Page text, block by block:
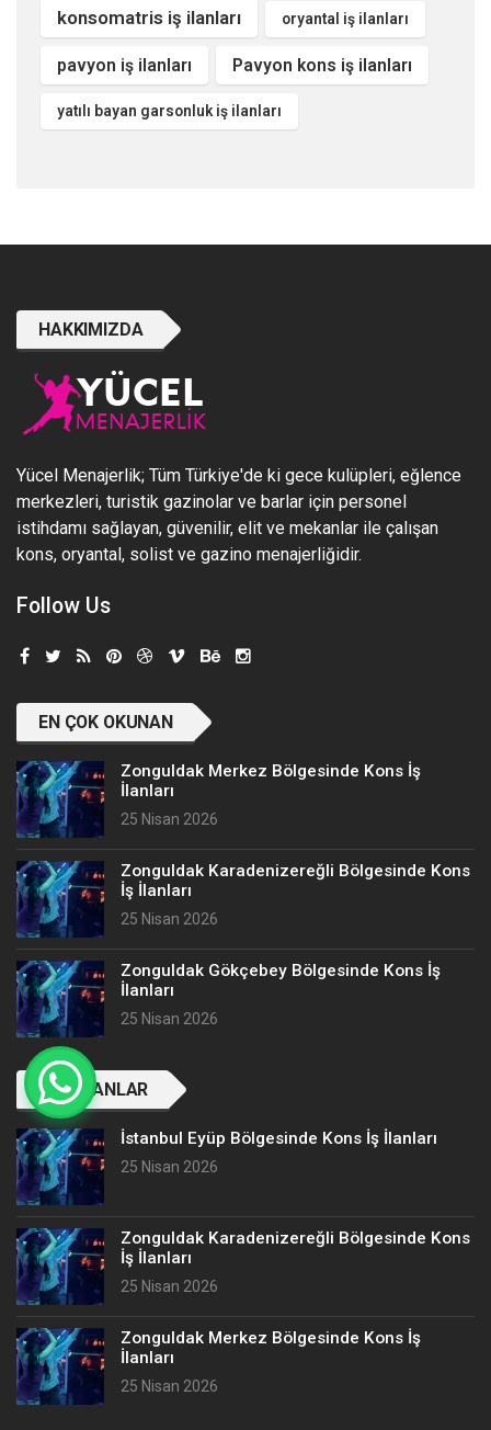
konsomatris iş ilanları oryantal iş ilanları
pavyon iş ilanları Pavyon kons iş ilanları
yatılı bayan garsonluk iş ilanları
HAKKIMIZDA
Yücel Menajerlik; Tüm Türkiye'de ki gece kulüpleri, eğlence
merkezleri, turistik gazinolar ve barlar için personel
istihdamı sağlayan, güvenilir, elit ve mekanlar ile çalışan
kons, oryantal, solist ve gazino menajerliğidir.
Follow Us
EN ÇOK OKUNAN
Zonguldak Merkez Bölgesinde Kons İş
İlanları
25 Nisan 2026
Zonguldak Karadenizereğli Bölgesinde Kons
İş İlanları
25 Nisan 2026
Zonguldak Gökçebey Bölgesinde Kons İş
İlanları
25 Nisan 2026
SON İLANLAR
İstanbul Eyüp Bölgesinde Kons İş İlanları
25 Nisan 2026
Zonguldak Karadenizereğli Bölgesinde Kons
İş İlanları
25 Nisan 2026
Zonguldak Merkez Bölgesinde Kons İş
İlanları
25 Nisan 2026